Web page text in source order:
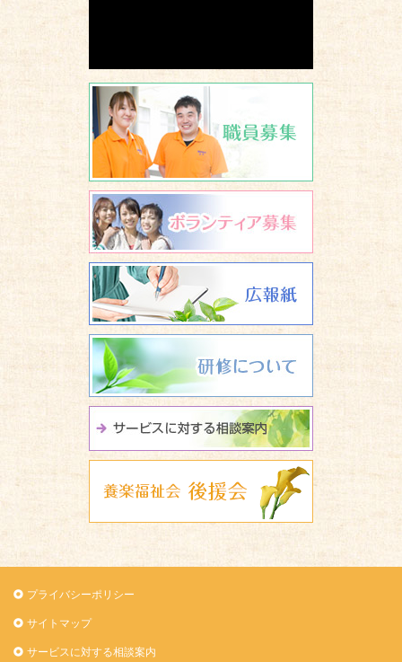
職員募集
広報誌 養楽
プライバシーポリシー
サイトマップ
サービスに対する相談案内